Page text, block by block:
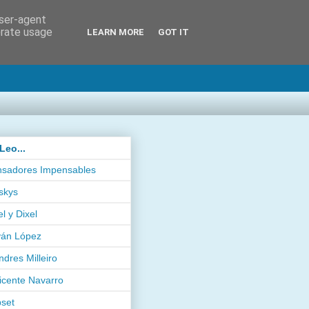
Impensables
y Dixel
López
Milleiro
Navarro
agent
usage
LEARN MORE GOT IT